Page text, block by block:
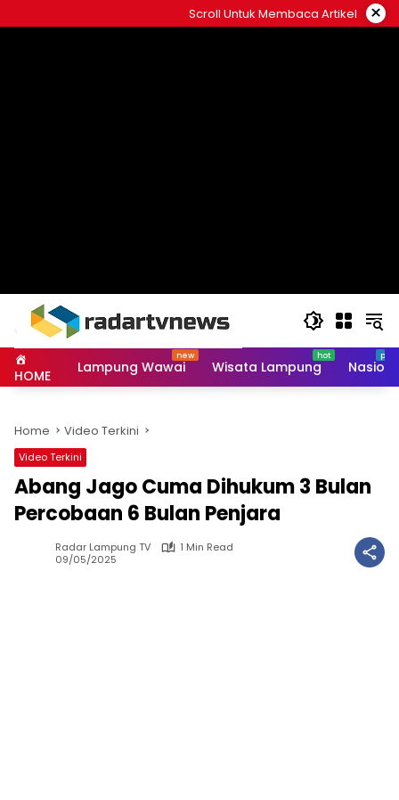
to
Scroll Untuk Membaca Artikel ×
HOME Lampung Wawai Wisata Lampung
Home Video Terkini
Video Terkini
Abang Jago Cuma Dihukum 3 Bulan
Percobaan 6 Bulan Penjara
Radar Lampung TV
1 Min Read
09/05/2025